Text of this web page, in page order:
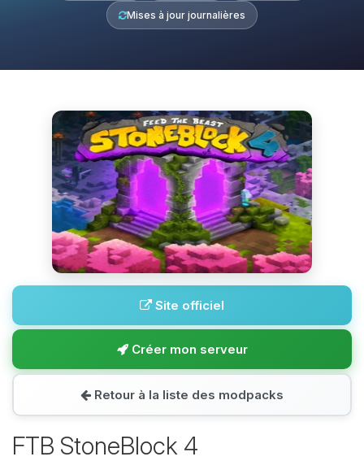
Mises à jour journalières
Site officiel
Créer mon serveur
Retour à la liste des modpacks
FTB StoneBlock 4